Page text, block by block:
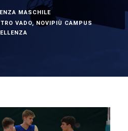
MASCHILE
VADO, NOVIPIÙ CAMPUS